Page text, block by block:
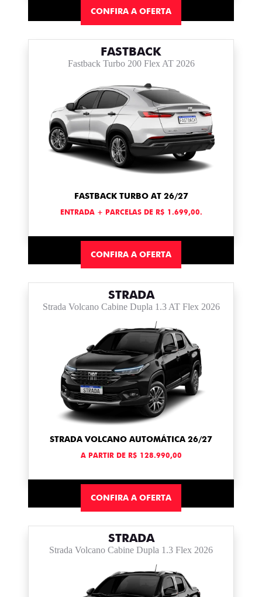
CONFIRA A OFERTA
FASTBACK
Fastback Turbo 200 Flex AT 2026
FASTBACK TURBO AT 26/27
ENTRADA + PARCELAS DE R$ 1.699,00.
CONFIRA A OFERTA
STRADA
Strada Volcano Cabine Dupla 1.3 AT Flex 2026
STRADA VOLCANO AUTOMÁTICA 26/27
A PARTIR DE R$ 128.990,00
CONFIRA A OFERTA
STRADA
Strada Volcano Cabine Dupla 1.3 Flex 2026